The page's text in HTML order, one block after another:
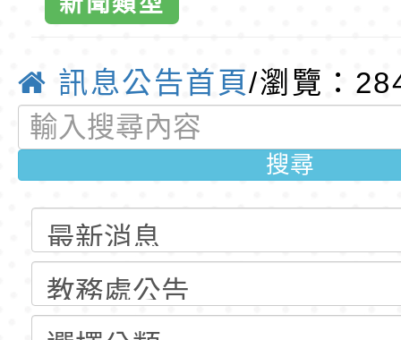
走」動畫影片
員健康講座「吃得安
心」，請退休同仁踴
清華光罩教學專業論
動時代中的好老師：
教師韌性
轉環境部「淨零綠領
程」
轉農業部桃園區農業
「115年食農教育專
訓練課程」，歡迎已
育專業人員資格者報
錄取公告-桃園市桃
民小學115學年度「
理人員」甄選
東門國小115學年度
梯特教代課教師甄選
錄取公告-桃園市桃
育
訊息公告首頁/瀏覽：
搜尋